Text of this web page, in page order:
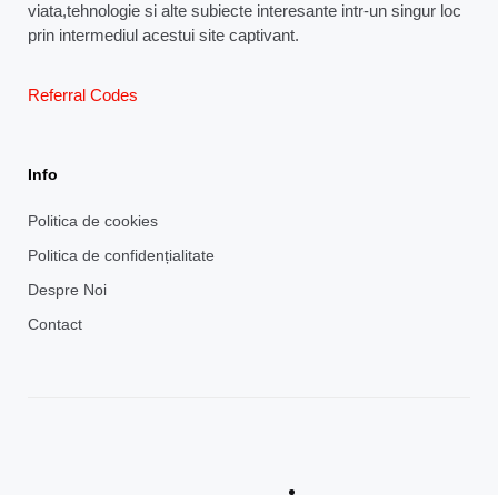
viata,tehnologie si alte subiecte interesante intr-un singur loc
prin intermediul acestui site captivant.
Referral Codes
Info
Politica de cookies
Politica de confidențialitate
Despre Noi
Contact